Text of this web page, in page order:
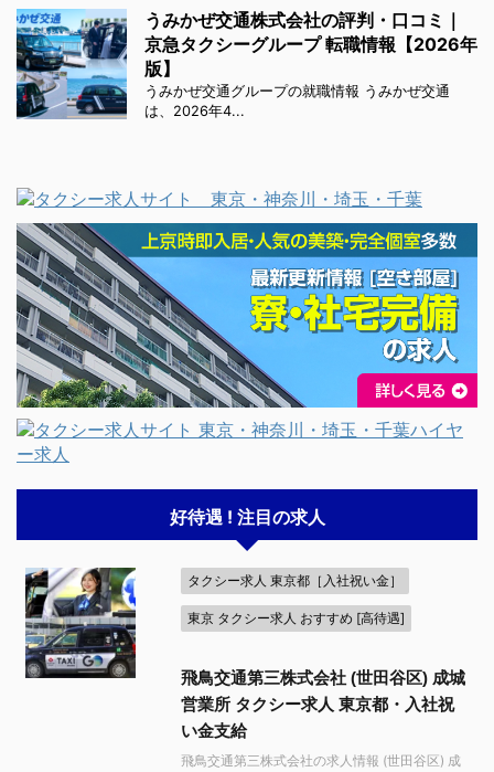
うみかぜ交通株式会社の評判・口コミ｜
京急タクシーグループ 転職情報【2026年
版】
うみかぜ交通グループの就職情報 うみかぜ交通
は、2026年4...
好待遇 ! 注目の求人
タクシー求人 東京都［入社祝い金］
東京 タクシー求人 おすすめ [高待遇]
飛鳥交通第三株式会社 (世田谷区) 成城
営業所 タクシー求人 東京都・入社祝
い金支給
飛鳥交通第三株式会社の求人情報 (世田谷区) 成